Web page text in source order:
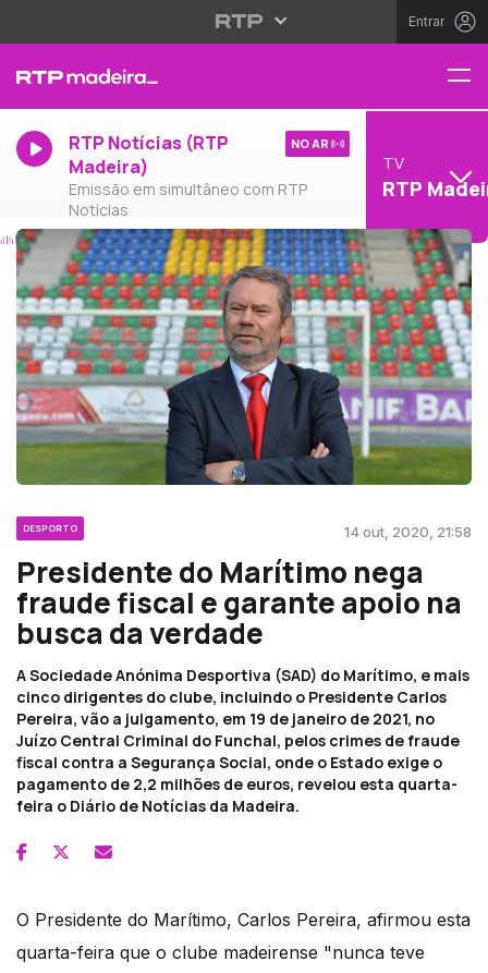
Entrar
RTP Notícias (RTP
Madeira)
Emissão em simultâneo com RTP
Notícias
NO AR
TV
RTP
DESPORTO 14 out, 2020, 21:58
Presidente do Marítimo nega
fraude fiscal e garante apoio na
busca da verdade
A Sociedade Anónima Desportiva (SAD) do Marítimo, e mais
cinco dirigentes do clube, incluindo o Presidente Carlos
Pereira, vão a julgamento, em 19 de janeiro de 2021, no
Juízo Central Criminal do Funchal, pelos crimes de fraude
fiscal contra a Segurança Social, onde o Estado exige o
pagamento de 2,2 milhões de euros, revelou esta quarta-
feira o Diário de Notícias da Madeira.
O Presidente do Marítimo, Carlos Pereira, afirmou esta
quarta-feira que o clube madeirense "nunca teve